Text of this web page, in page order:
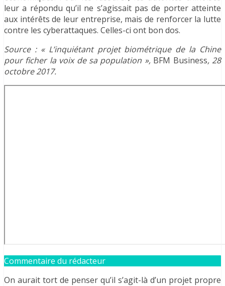
leur a répondu qu’il ne s’agissait pas de porter atteinte
aux intérêts de leur entreprise, mais de renforcer la lutte
contre les cyberattaques. Celles-ci ont bon dos.
Source : « L’inquiétant projet biométrique de la Chine
pour ficher la voix de sa population », BFM Business, 28
octobre 2017.
Commentaire du rédacteur
On aurait tort de penser qu’il s’agit-là d’un projet propre